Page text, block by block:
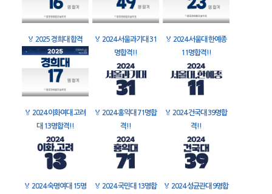
🏅 2025 경희대 합격 🏅 2024 서울과기대 31
명합격!!
🏅 2024 서울대 한예종
11명합격!!
🏅 2024 이화여대 고려
대 13명합격!!
🏅 2024 홍익대 71명합
격!!
🏅 2024 건국대 39명합
격!!
🏅 2024 숙명여대 15명
🏅 2024 국민대 13명합
🏅 2024 성균관대 9명합